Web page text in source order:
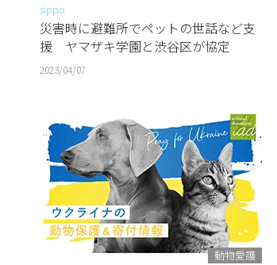
sippo
災害時に避難所でペットの世話など支
援 ヤマザキ学園と渋谷区が協定
2023/04/07
動物愛護